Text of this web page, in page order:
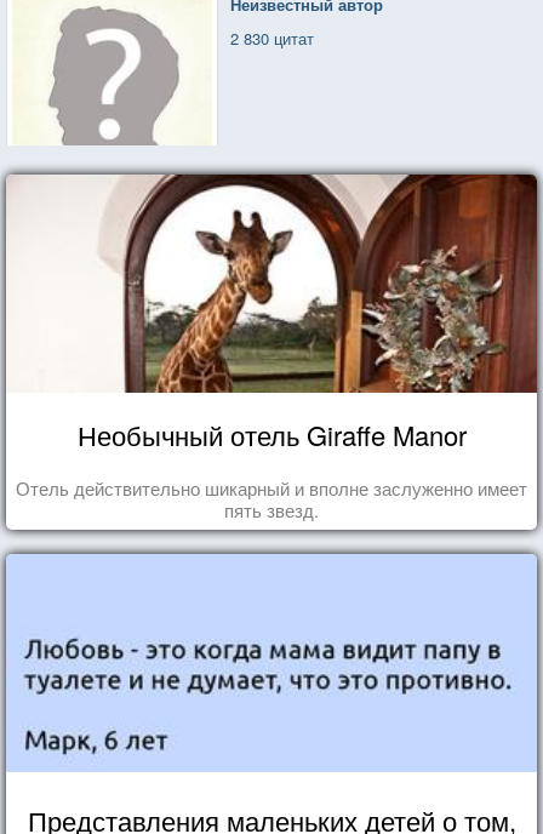
2 830 цитат
Необычный отель Giraffe Manor
Отель действительно шикарный и вполне заслуженно имеет
пять звезд.
Представления маленьких детей о том,